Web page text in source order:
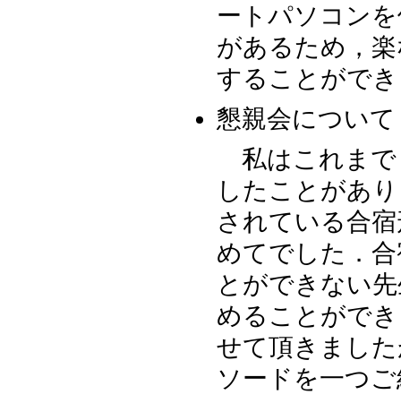
ートパソコン
があるため，
することがで
懇親会について
私はこれまで
したことがあ
されている合
めてでした．
とができない
めることがで
せて頂きまし
ソードを一つ